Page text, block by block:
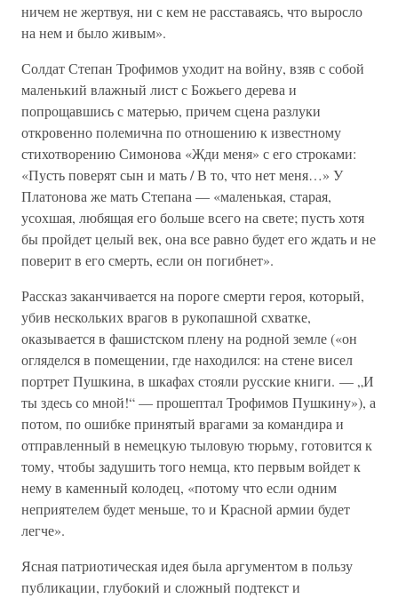
ничем не жертвуя, ни с кем не расставаясь, что выросло
на нем и было живым».
Солдат Степан Трофимов уходит на войну, взяв с собой
маленький влажный лист с Божьего дерева и
попрощавшись с матерью, причем сцена разлуки
откровенно полемична по отношению к известному
стихотворению Симонова «Жди меня» с его строками:
«Пусть поверят сын и мать / В то, что нет меня…» У
Платонова же мать Степана — «маленькая, старая,
усохшая, любящая его больше всего на свете; пусть хотя
бы пройдет целый век, она все равно будет его ждать и не
поверит в его смерть, если он погибнет».
Рассказ заканчивается на пороге смерти героя, который,
убив нескольких врагов в рукопашной схватке,
оказывается в фашистском плену на родной земле («он
огляделся в помещении, где находился: на стене висел
портрет Пушкина, в шкафах стояли русские книги. — „И
ты здесь со мной!“ — прошептал Трофимов Пушкину»), а
потом, по ошибке принятый врагами за командира и
отправленный в немецкую тыловую тюрьму, готовится к
тому, чтобы задушить того немца, кто первым войдет к
нему в каменный колодец, «потому что если одним
неприятелем будет меньше, то и Красной армии будет
легче».
Ясная патриотическая идея была аргументом в пользу
публикации, глубокий и сложный подтекст и